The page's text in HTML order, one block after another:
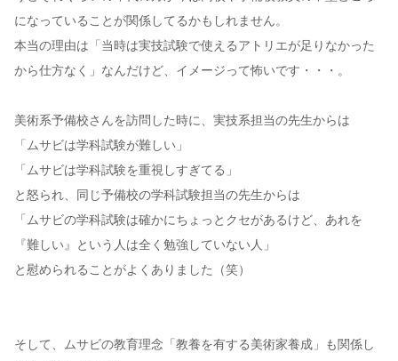
になっていることが関係してるかもしれません。
本当の理由は「当時は実技試験で使えるアトリエが足りなかった
から仕方なく」なんだけど、イメージって怖いです・・・。
美術系予備校さんを訪問した時に、実技系担当の先生からは
「ムサビは学科試験が難しい」
「ムサビは学科試験を重視しすぎてる」
と怒られ、同じ予備校の学科試験担当の先生からは
「ムサビの学科試験は確かにちょっとクセがあるけど、あれを
『難しい』という人は全く勉強していない人」
と慰められることがよくありました（笑）
そして、ムサビの教育理念「教養を有する美術家養成」も関係し